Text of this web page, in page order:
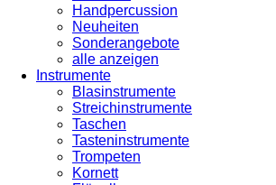
Handpercussion
Neuheiten
Sonderangebote
alle anzeigen
Instrumente
Blasinstrumente
Streichinstrumente
Taschen
Tasteninstrumente
Trompeten
Kornett